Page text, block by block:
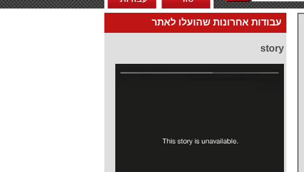
עבודות אחרונות שהועלו לאתר
story